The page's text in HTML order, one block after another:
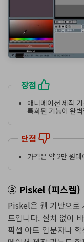
장점
애니메이션 제작
특화된 기능이 완
단점
가격은 약 2만 원
③ Piskel (피스켈)
Piskel은 웹 기반으로
트입니다. 설치 없이
픽셀 아트 입문자나